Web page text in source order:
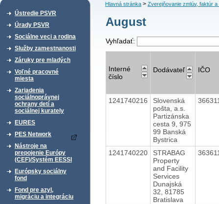
Ústredie PSVR
Úrady PSVR
Sociálne veci a rodina
Služby zamestnanosti
Záruky pre mladých
Voľné pracovné
miesta
Zariadenia
sociálnoprávnej
ochrany detí a
sociálnej kurately
EURES
PES Network
Nástroje na
prepojenie Európy
(CEF)/Systém EESSI
Európsky sociálny
fond
Fond pre azyl,
migráciu a integráciu
Hlavná stránka> Zverejňovanie zmlúv, faktúr a
August
Vyhľadať:
Interné
číslo
Dodávateľ IČO
1241740216
Slovenská
pošta, a.s.
Partizánska
cesta 9, 975
99 Banská
Bystrica
1241740220
STRABAG
Property
and Facility
Services
Dunajská
32, 81785
Bratislava